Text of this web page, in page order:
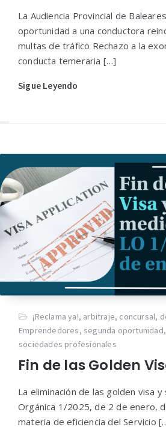
La Audiencia Provincial de
oportunidad a una conductora
multas de tráfico Rechazo a la
conducta temeraria […]
Sigue Leyendo
¡Reclama ya!, arbitraje, concursal,
Emprendedores, segunda oportunidad,
sociedades profesionales
Fin de las Golden
La eliminación de las golden visa y
Orgánica 1/2025, de 2 de enero,
materia de eficiencia del Servicio